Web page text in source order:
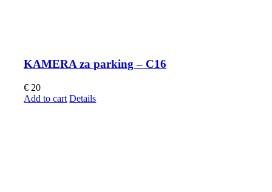
KAMERA za parking – C16
€ 20
Add to cart Details